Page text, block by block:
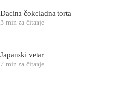
Dacina čokoladna torta
3 min za čitanje
Japanski vetar
7 min za čitanje